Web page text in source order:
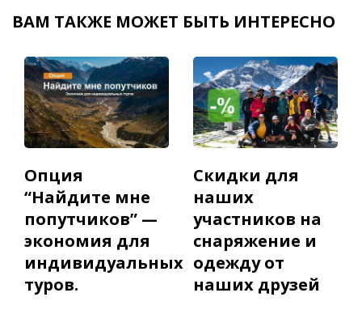
ВАМ ТАКЖЕ МОЖЕТ БЫТЬ ИНТЕРЕСНО
Опция
“Найдите мне
попутчиков” —
экономия для
индивидуальных
туров.
Скидки для
наших
участников на
снаряжение и
одежду от
наших друзей